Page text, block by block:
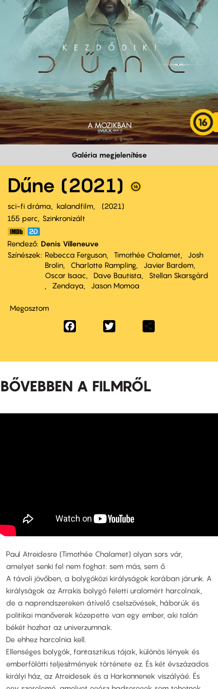
Galéria megjelenítése
Dűne (2021)
sci-fi dráma kalandfilm
2021
155 perc,
Szinkronizált
Rendező Denis Villeneuve
Színészek
Rebecca Ferguson Timothée Chalamet
Josh
Brolin
Charlotte Rampling
Javier Bardem
Oscar Isaac
Dave Bautista
Stellan Skarsgård
Zendaya
Jason Momoa
Megosztom
Facebook
BŐVEBBEN A FILMRŐL
Paul Atreidesre (Timothée Chalamet) olyan sors vár,
amelyet senki fel nem foghat: sem más, sem ő.
A távoli jövőben, a bolygóközi királyságok korában járunk. A
királyságok az Arrakis bolygó feletti uralomért harcolnak,
de a naprendszereken átívelő cselszövések, háborúk és
politikai manőverek közepette van egy ember, aki talán
békét hozhat az univerzumnak.
De ehhez harcolnia kell.
Ellenséges bolygók, fantasztikus tájak, különös lények és
emberfölötti teljesítmények története ez. És két évszázados
királyi ház, az Atreidesek és a Harkonnenek viszályáé. És